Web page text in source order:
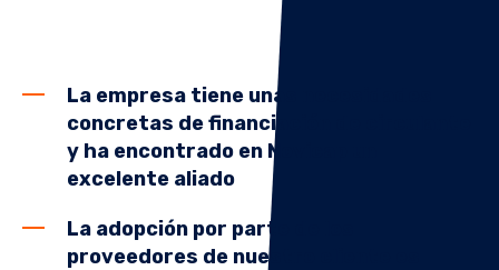
La empresa tiene unas necesidades
concretas de financiación de circulante
y ha encontrado en Novicap un
excelente aliado
La adopción por parte de los
proveedores de nuestro cliente es